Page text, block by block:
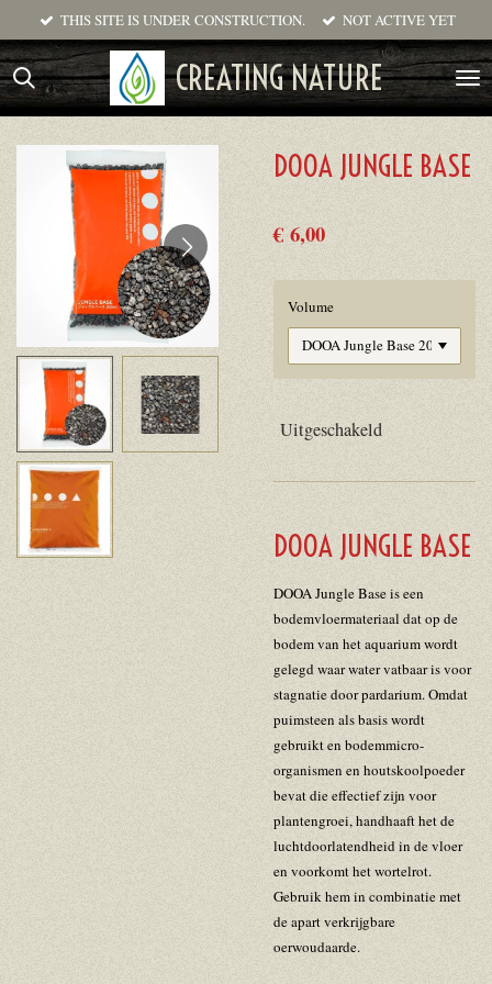
direct
naar
de
CREATING NATURE
THIS SITE IS UNDER CONSTRUCTION. NOT ACTIVE YET
DOOA JUNGLE BASE
€ 6,00
Volume
Uitgeschakeld
DOOA JUNGLE BASE
DOOA Jungle Base is een
bodemvloermateriaal dat op de
bodem van het aquarium wordt
gelegd waar water vatbaar is voor
stagnatie door pardarium. Omdat
puimsteen als basis wordt
gebruikt en bodemmicro-
organismen en houtskoolpoeder
bevat die effectief zijn voor
plantengroei, handhaaft het de
luchtdoorlatendheid in de vloer
en voorkomt het wortelrot.
Gebruik hem in combinatie met
de apart verkrijgbare
oerwoudaarde.